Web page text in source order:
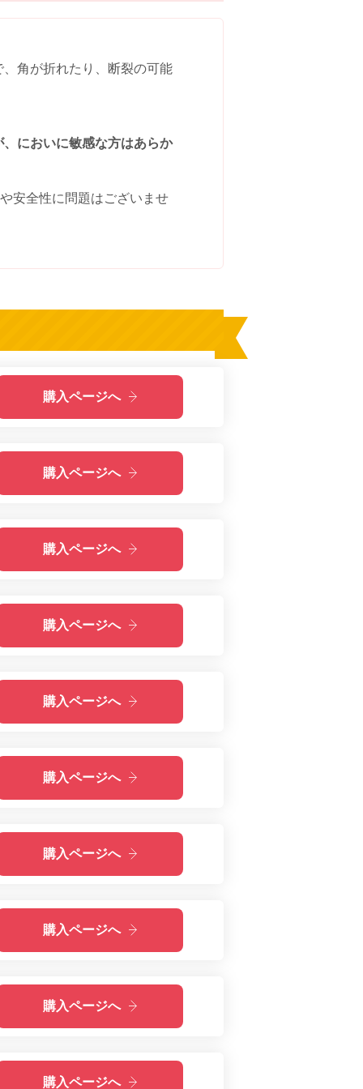
角が折れたり、断裂の可能
においに敏感な方はあらか
安全性に問題はございませ
購入ページへ
購入ページへ
購入ページへ
購入ページへ
購入ページへ
購入ページへ
購入ページへ
購入ページへ
購入ページへ
購入ページへ